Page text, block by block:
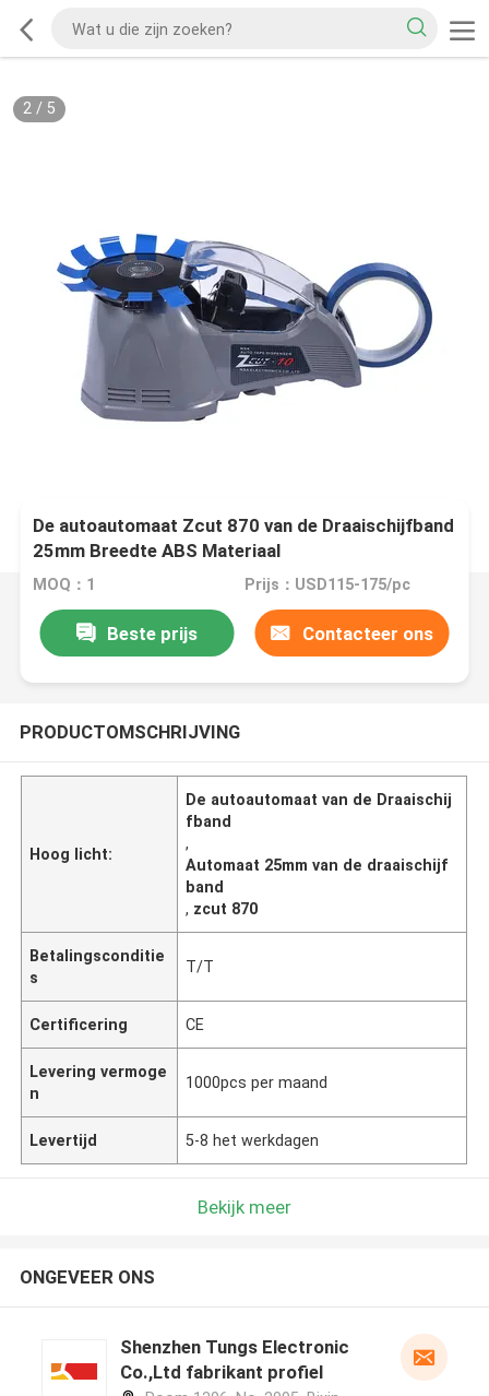
2/ 5
De autoautomaat Zcut 870 van de Draaischijfband
25mm Breedte ABS Materiaal
MOQ：1 Prijs：USD115-175/pc
Beste prijs Contacteer ons
PRODUCTOMSCHRIJVING
Hoog licht:
De autoautomaat van de Draaischij
fband
,
Automaat 25mm van de draaischijf
band
, zcut 870
Betalingsconditie
s
T/T
Certificering CE
Levering vermoge
n
1000pcs per maand
Levertijd 5-8 het werkdagen
Bekijk meer
ONGEVEER ONS
Shenzhen Tungs Electronic
Co.,Ltd fabrikant profiel